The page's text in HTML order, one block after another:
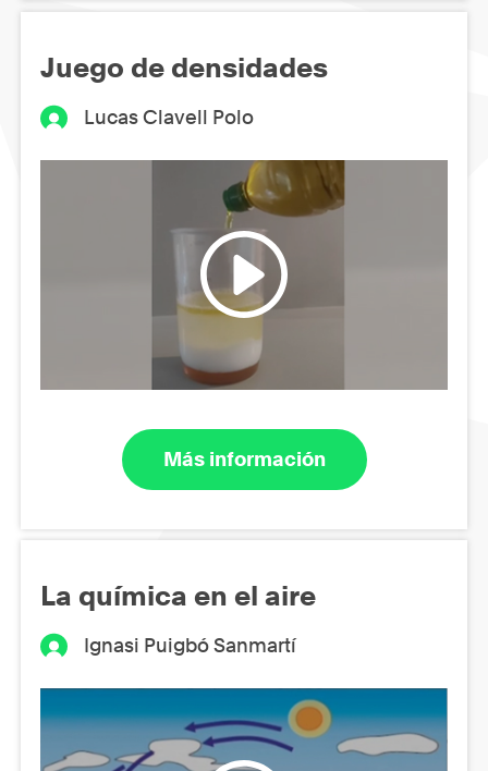
Juego de densidades
Lucas Clavell Polo
Más información
La química en el aire
Ignasi Puigbó Sanmartí